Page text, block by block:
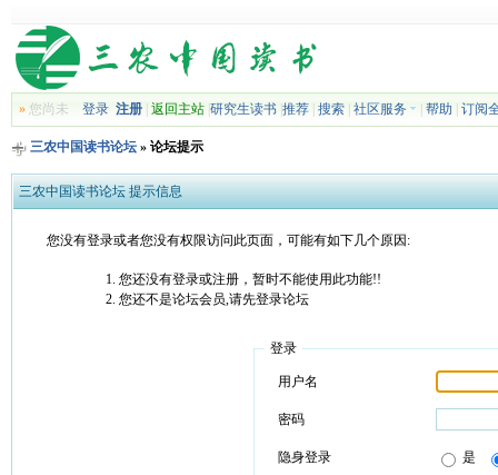
»您尚未 登录 注册| 返回主站| 研究生读书| 推荐| 搜索| 社区服务 帮助 订阅
三农中国读书论坛» 论坛提示
三农中国读书论坛 提示信息
您没有登录或者您没有权限访问此页面，可能有如下几个原因:
您还没有登录或注册，暂时不能使用此功能!!
您还不是论坛会员,请先登录论坛
登录
用户名
密码
隐身登录 是